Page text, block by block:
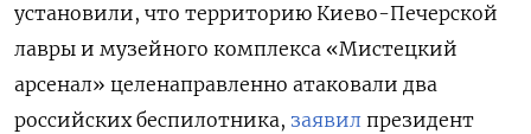
установили, что территорию Киево-Печерской
лавры и музейного комплекса «Мистецкий
арсенал» целенаправленно атаковали два
российских беспилотника, заявил президент